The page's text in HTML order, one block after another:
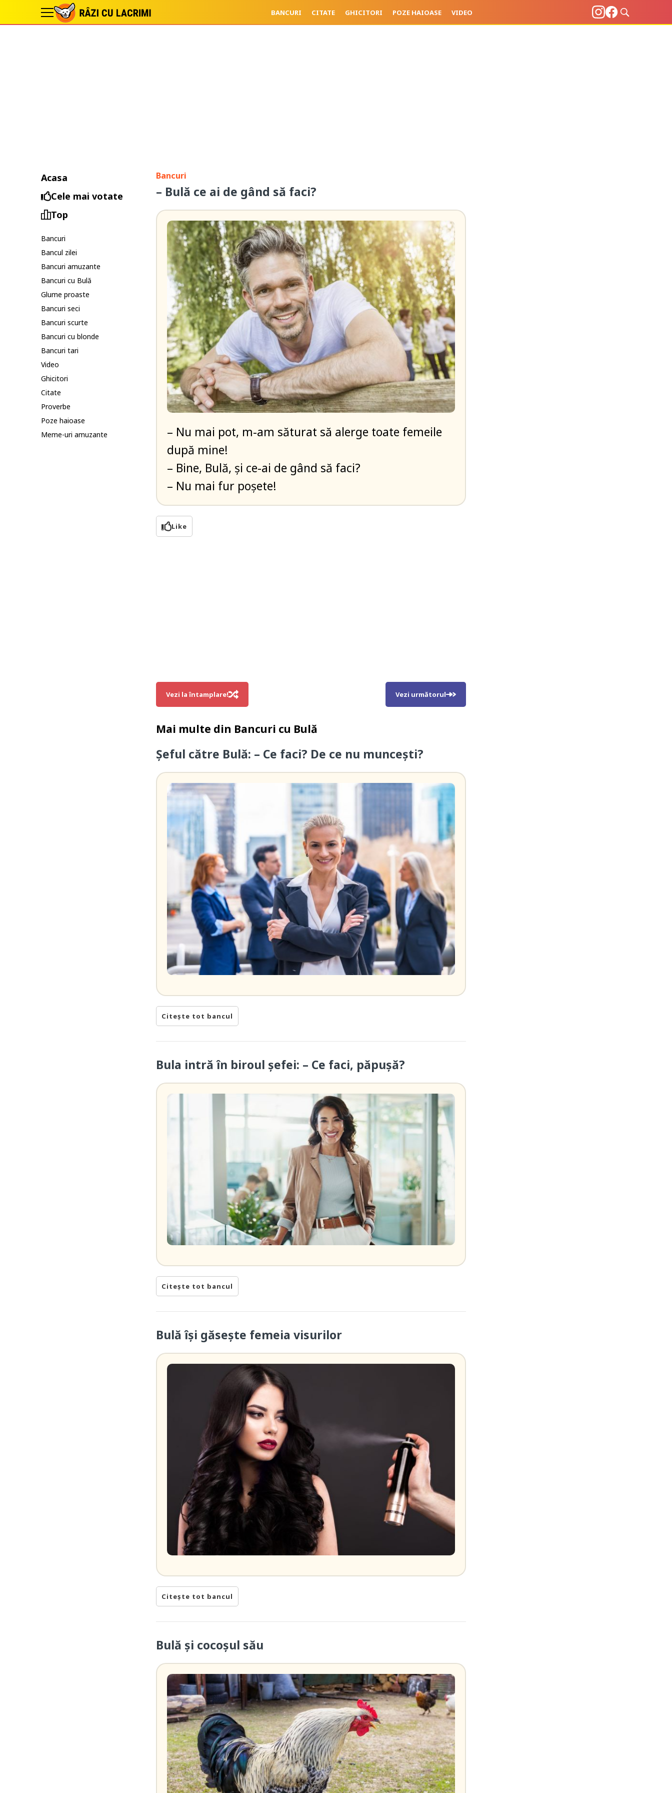
BANCURI CITATE GHICITORI POZE HAIOASE VIDEO
Acasa
Cele mai votate
Top
Bancuri
Bancul zilei
Bancuri amuzante
Bancuri cu Bulă
Glume proaste
Bancuri seci
Bancuri scurte
Bancuri cu blonde
Bancuri tari
Video
Ghicitori
Citate
Proverbe
Poze haioase
Meme-uri amuzante
Bancuri
– Bulă ce ai de gând să faci?
– Nu mai pot, m-am săturat să alerge toate femeile
după mine!
– Bine, Bulă, și ce-ai de gând să faci?
– Nu mai fur poșete!
Like
Vezi la întamplare! Vezi următorul
Mai multe din Bancuri cu Bulă
Şeful către Bulă: – Ce faci? De ce nu muncești?
Citește tot bancul
Bula intră în biroul șefei: – Ce faci, păpușă?
Citește tot bancul
Bulă își găsește femeia visurilor
Citește tot bancul
Bulă și cocoșul său